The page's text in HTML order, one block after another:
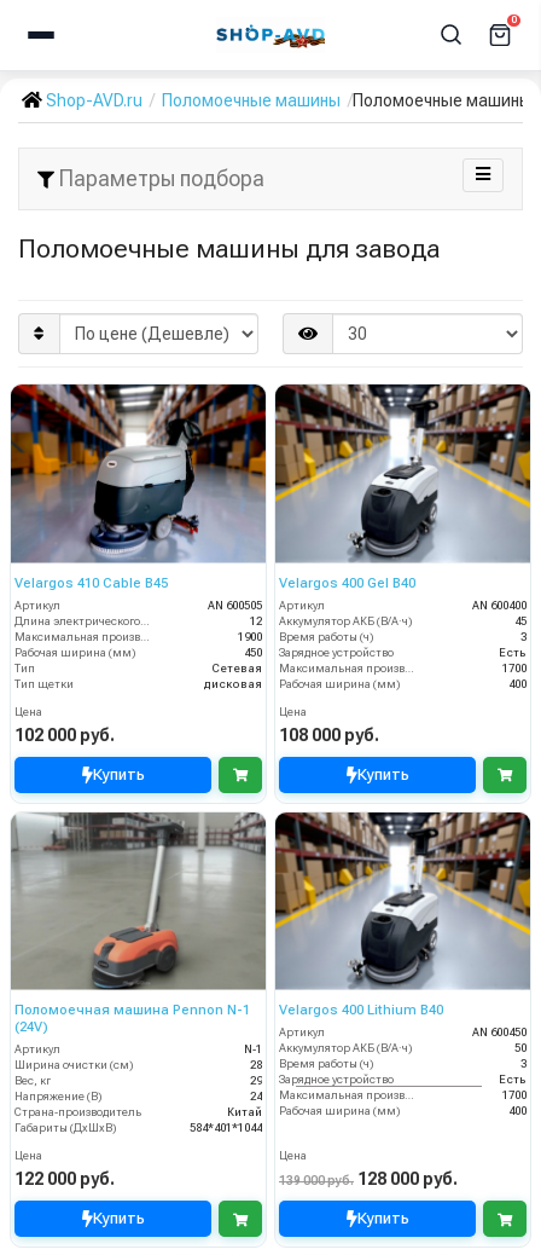
0
Shop-AVD.ru Поломоечные машины Поломоечные машины
Параметры подбора
Поломоечные машины для завода
Velargos 410 Cable B45
Артикул
AN 600505
12
1900
Рабочая ширина (мм)
450
Тип
Сетевая
Тип щетки
дисковая
Цена
102 000 руб.
Купить
Velargos 400 Gel B40
Артикул
AN 600400
Аккумулятор АКБ (В/А·ч)
45
Время работы (ч)
3
Зарядное устройство
Есть
1700
Рабочая ширина (мм)
400
Цена
108 000 руб.
Купить
Поломоечная машина Pennon N-1
(24V)
Артикул
N-1
Ширина очистки (см)
28
Вес, кг
29
Напряжение (В)
24
Страна-производитель
Китай
Габариты (ДхШхВ)
584*401*1044
Цена
122 000 руб.
Купить
Velargos 400 Lithium B40
Артикул
AN 600450
Аккумулятор АКБ (В/А·ч)
50
Время работы (ч)
3
Зарядное устройство
Есть
Максимальная производительность (кв.м/час)
1700
Рабочая ширина (мм)
400
Цена
139 000 руб. 128 000 руб.
Купить